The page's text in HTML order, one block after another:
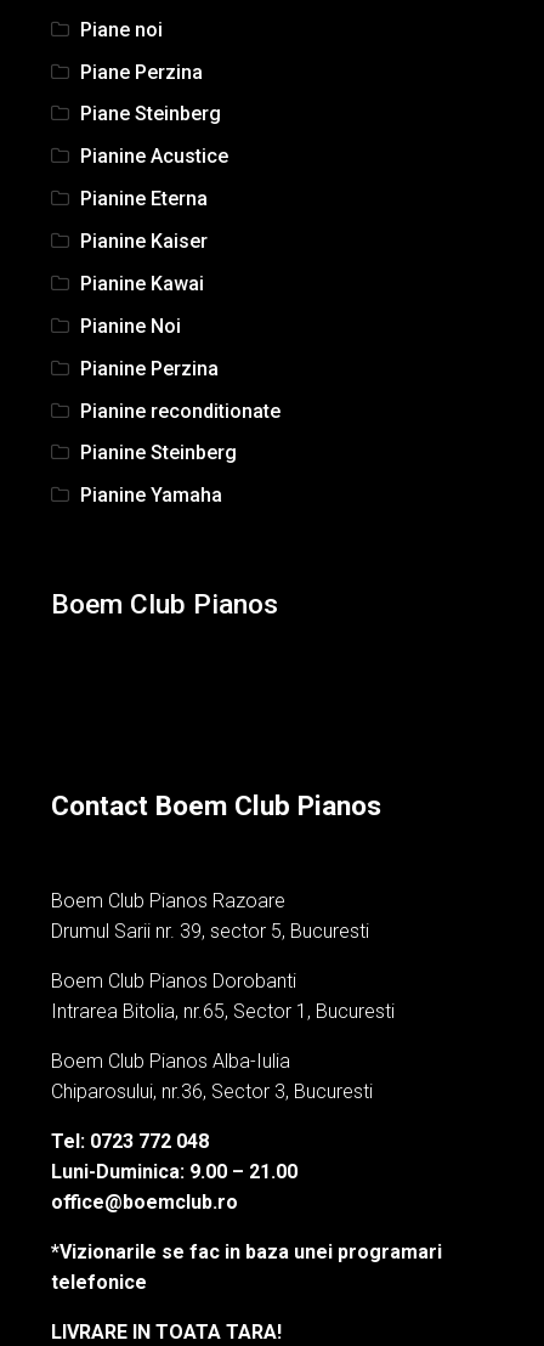
Piane noi
Piane Perzina
Piane Steinberg
Pianine Acustice
Pianine Eterna
Pianine Kaiser
Pianine Kawai
Pianine Noi
Pianine Perzina
Pianine reconditionate
Pianine Steinberg
Pianine Yamaha
Boem Club Pianos
Contact Boem Club Pianos
Boem Club Pianos Razoare
Drumul Sarii nr. 39, sector 5, Bucuresti
Boem Club Pianos Dorobanti
Intrarea Bitolia, nr.65, Sector 1, Bucuresti
Boem Club Pianos Alba-Iulia
Chiparosului, nr.36, Sector 3, Bucuresti
Tel: 0723 772 048
Luni-Duminica: 9.00 – 21.00
office@boemclub.ro
*Vizionarile se fac in baza unei programari
telefonice
LIVRARE IN TOATA TARA!